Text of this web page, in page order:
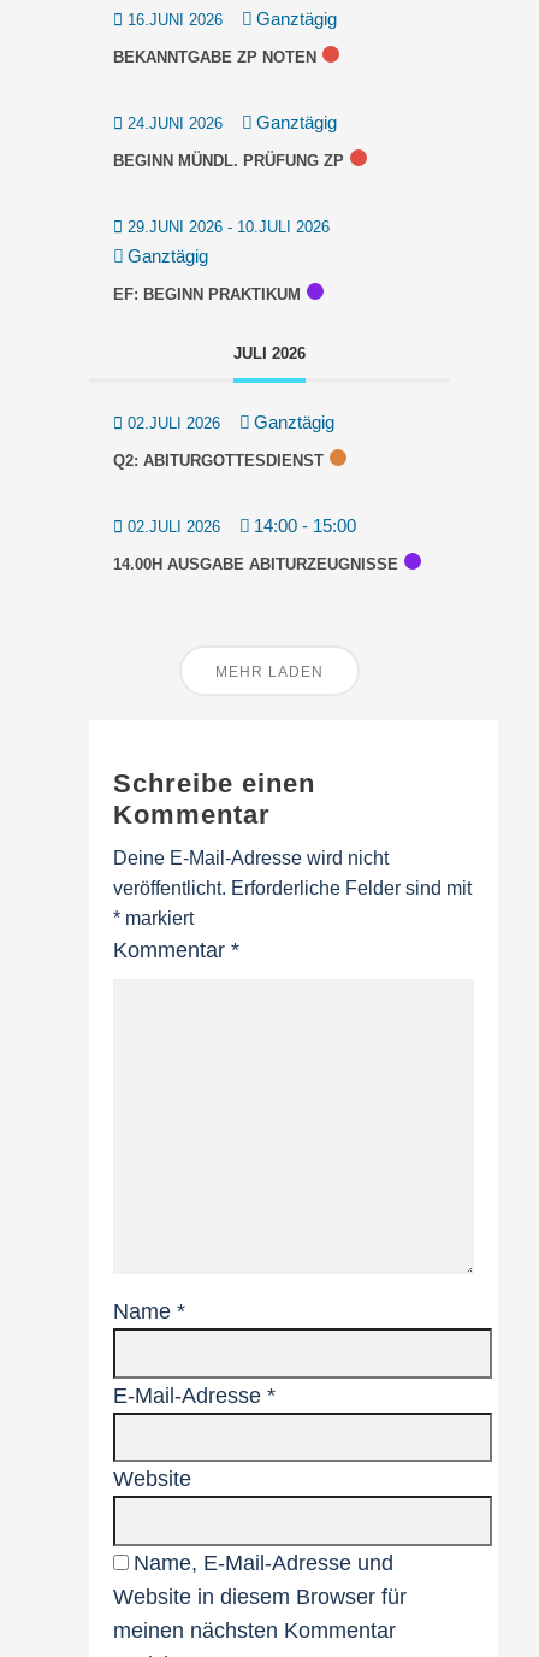
16.JUNI 2026 Ganztägig
BEKANNTGABE ZP NOTEN
24.JUNI 2026 Ganztägig
BEGINN MÜNDL. PRÜFUNG ZP
29.JUNI 2026 - 10.JULI 2026
Ganztägig
EF: BEGINN PRAKTIKUM
JULI 2026
02.JULI 2026 Ganztägig
Q2: ABITURGOTTESDIENST
02.JULI 2026 14:00 - 15:00
14.00H AUSGABE ABITURZEUGNISSE
MEHR LADEN
Schreibe einen
Kommentar
Deine E-Mail-Adresse wird nicht
veröffentlicht. Erforderliche Felder sind mit
* markiert
Kommentar *
Name *
E-Mail-Adresse *
Website
Name, E-Mail-Adresse und
Website in diesem Browser für
meinen nächsten Kommentar